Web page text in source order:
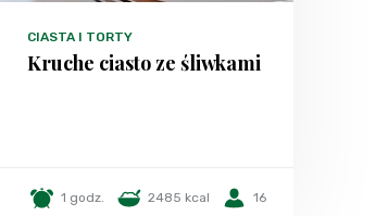
CIASTA I TORTY
Kruche ciasto ze śliwkami
1 godz. 2485 kcal 16